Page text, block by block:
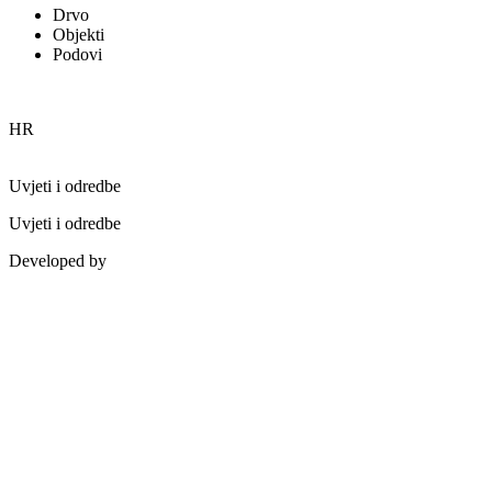
Drvo
Objekti
Podovi
HR
Uvjeti i odredbe
Uvjeti i odredbe
Developed by